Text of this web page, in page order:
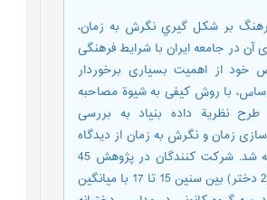
بر شکل گیري نگرش به زمان،
آن در جامعه ایران با شرایط فرهنگی
خود از اهمیت بسیاری برخوردار
با روش کیفی به شیوة مصاحبه
طرح نظریة داده بنیاد به بررسی
زمان و نگرش به زمان از دیدگاه
نوجوانان پرداخته شد. شرکت کنندگان در پژوهش 45
نفر (23 پسر و 22 دختر) بین سنین 15 تا 17 با میانگین